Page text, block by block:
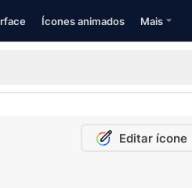
Ícones animados Mais
Editar ícone